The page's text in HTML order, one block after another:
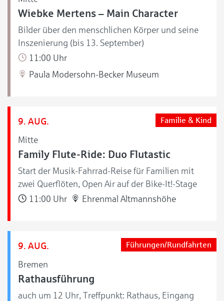
Wiebke Mertens – Main Character
Bilder über den menschlichen Körper und seine
Inszenierung (bis 13. September)
11:00 Uhr
Paula Modersohn-Becker Museum
9. AUG.
Mitte
Familie & Kind
Family Flute-Ride: Duo Flutastic
Start der Musik-Fahrrad-Reise für Familien mit
zwei Querflöten, Open Air auf der Bike-It!-Stage
11:00 Uhr
Ehrenmal Altmannshöhe
9. AUG.
Bremen
Führungen/Rundfahrten
Rathausführung
auch um 12 Uhr, Treffpunkt: Rathaus, Eingang